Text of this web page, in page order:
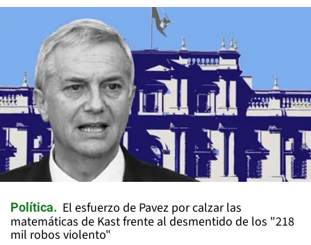
Política
El esfuerzo de Pavez por calzar las
matemáticas de Kast frente al desmentido de los "218
mil robos violento"